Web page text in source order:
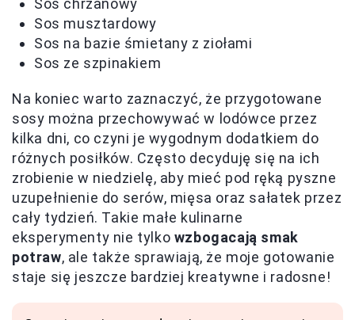
Sos musztardowy
Sos na bazie śmietany z ziołami
Sos ze szpinakiem
Na koniec warto zaznaczyć, że przygotowane
sosy można przechowywać w lodówce przez
kilka dni, co czyni je wygodnym dodatkiem do
różnych posiłków. Często decyduję się na ich
zrobienie w niedzielę, aby mieć pod ręką pyszne
uzupełnienie do serów, mięsa oraz sałatek przez
cały tydzień. Takie małe kulinarne
eksperymenty nie tylko wzbogacają smak
potraw, ale także sprawiają, że moje gotowanie
staje się jeszcze bardziej kreatywne i radosne!